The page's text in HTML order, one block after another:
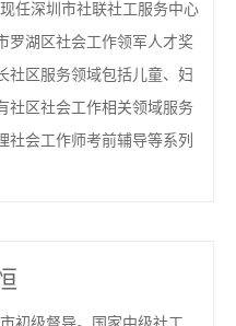
任深圳市社联社工服务中心
罗湖区社会工作领军人才奖
社区服务领域包括儿童、妇
社区社会工作相关领域服务
社会工作师考前辅导等系列